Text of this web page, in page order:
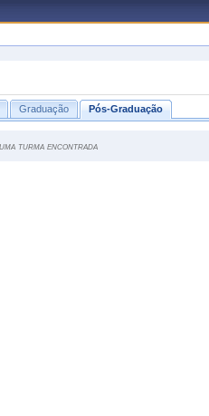
Graduação Pós-Graduação
turma encontrada